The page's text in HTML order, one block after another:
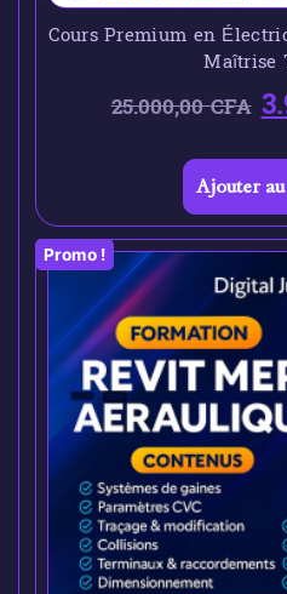
Cours Premium en
Maîtrise
25.000,00CFA
Ajouter
Promo !